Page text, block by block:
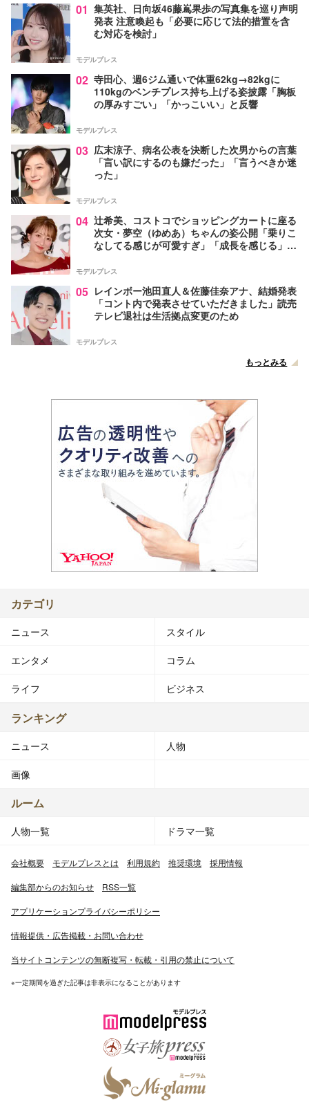
01 集英社、日向坂46藤嶌果歩の写真集を巡り声明
発表 注意喚起も「必要に応じて法的措置を含
む対応を検討」
モデルプレス
02 寺田心、週6ジム通いで体重62kg→82kgに
110kgのベンチプレス持ち上げる姿披露「胸板
の厚みすごい」「かっこいい」と反響
モデルプレス
03 広末涼子、病名公表を決断した次男からの言葉
「言い訳にするのも嫌だった」「言うべきか迷
った」
モデルプレス
04 辻希美、コストコでショッピングカートに座る
次女・夢空（ゆめあ）ちゃんの姿公開「乗りこ
なしてる感じが可愛すぎ」「成長を感じる」の
モデルプレス
05 レインボー池田直人＆佐藤佳奈アナ、結婚発表
「コント内で発表させていただきました」読売
テレビ退社は生活拠点変更のため
モデルプレス
もっとみる
カテゴリ
ニュース スタイル
エンタメ コラム
ライフ ビジネス
ランキング
ニュース 人物
画像
ルーム
人物一覧 ドラマ一覧
会社概要 モデルプレスとは 利用規約 推奨環境 採用情報
編集部からのお知らせ RSS一覧
アプリケーションプライバシーポリシー
情報提供・広告掲載・お問い合わせ
当サイトコンテンツの無断複写・転載・引用の禁止について
※一定期間を過ぎた記事は非表示になることがあります